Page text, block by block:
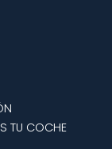
TU COCHE